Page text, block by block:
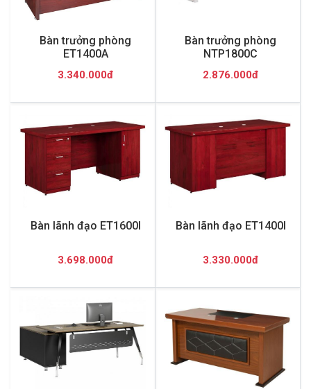
Bàn trưởng phòng
ET1400A
3.340.000đ
Bàn trưởng phòng
NTP1800C
2.876.000đ
Bàn lãnh đạo ET1600I
3.698.000đ
Bàn lãnh đạo ET1400I
3.330.000đ